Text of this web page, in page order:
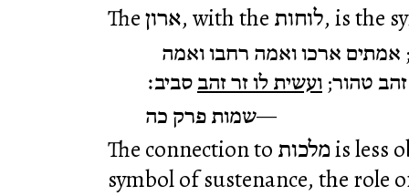
ארכו ואמה רחבו ואמה
טהור; ועשית לו זר זהבסביב׃
שמות פרק כה
The connection to מלכות is less obvious, but the table is a
symbol of sustenance, the role